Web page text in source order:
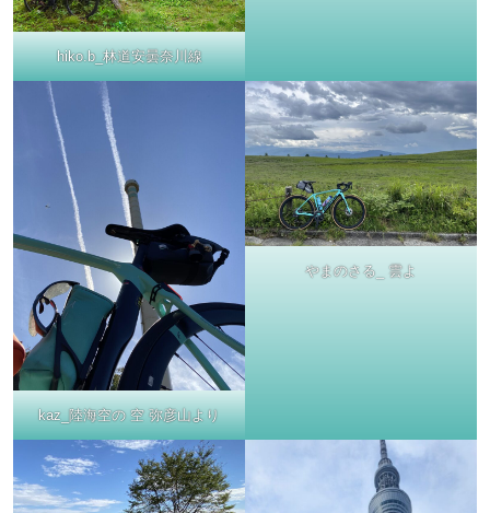
hiko.b_林道安曇奈川線
kaz_陸海空の 空 弥彦山より
やまのさる_ 雲よ